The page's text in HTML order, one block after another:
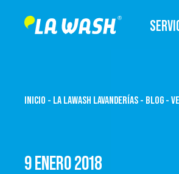
INICIO - LA LAWASH LAVANDERÍAS - BLOG -
9 ENERO 2018